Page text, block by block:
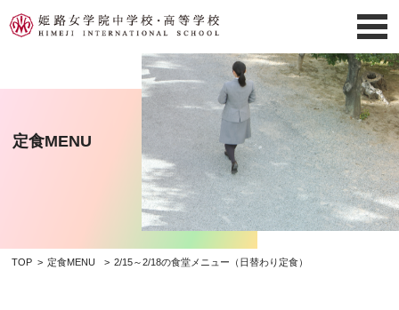
定食MENU
TOP 定食MENU 2/15～2/18の食堂メニュー（日替わり定食）